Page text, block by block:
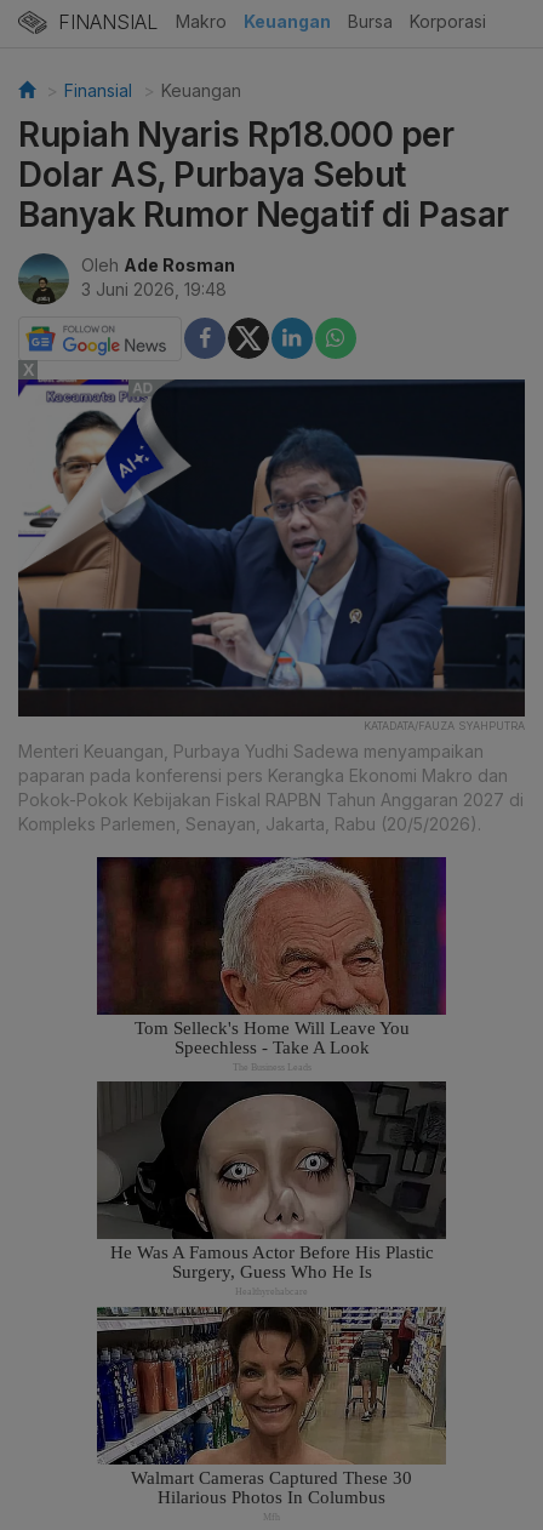
FINANSIAL Makro Keuangan Bursa Korporasi
Finansial Keuangan
Rupiah Nyaris Rp18.000 per
Dolar AS, Purbaya Sebut
Banyak Rumor Negatif di Pasar
Oleh Ade Rosman
3 Juni 2026, 19:48
KATADATA/FAUZA SYAHPUTRA
Menteri Keuangan, Purbaya Yudhi Sadewa menyampaikan
paparan pada konferensi pers Kerangka Ekonomi Makro dan
Pokok-Pokok Kebijakan Fiskal RAPBN Tahun Anggaran 2027 di
Kompleks Parlemen, Senayan, Jakarta, Rabu (20/5/2026).
X